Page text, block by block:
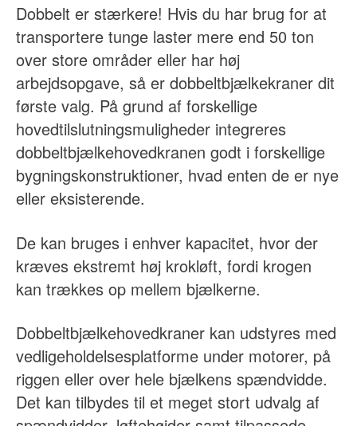
Dobbelt er stærkere! Hvis du har brug for at
transportere tunge laster mere end 50 ton
over store områder eller har høj
arbejdsopgave, så er dobbeltbjælkekraner dit
første valg. På grund af forskellige
hovedtilslutningsmuligheder integreres
dobbeltbjælkehovedkranen godt i forskellige
bygningskonstruktioner, hvad enten de er nye
eller eksisterende.
De kan bruges i enhver kapacitet, hvor der
kræves ekstremt høj krokløft, fordi krogen
kan trækkes op mellem bjælkerne.
Dobbeltbjælkehovedkraner kan udstyres med
vedligeholdelsesplatforme under motorer, på
riggen eller over hele bjælkens spændvidde.
Det kan tilbydes til et meget stort udvalg af